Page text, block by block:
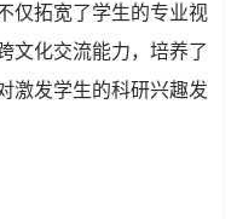
仅拓宽了学生的专业视
文化交流能力，培养了
激发学生的科研兴趣发